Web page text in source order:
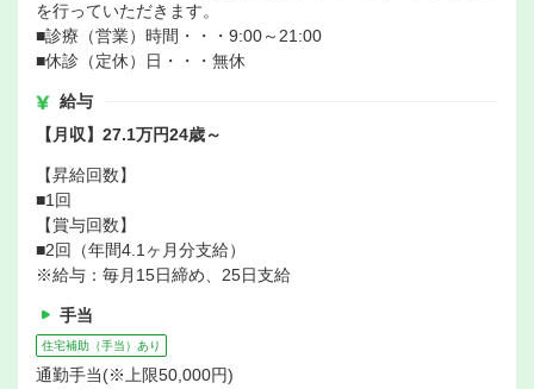
を行っていただきます。
■診療（営業）時間・・・9:00～21:00
■休診（定休）日・・・無休
給与
【月収】27.1万円24歳～
【昇給回数】
■1回
【賞与回数】
■2回（年間4.1ヶ月分支給）
※給与：毎月15日締め、25日支給
手当
住宅補助（手当）あり
通勤手当(※上限50,000円)